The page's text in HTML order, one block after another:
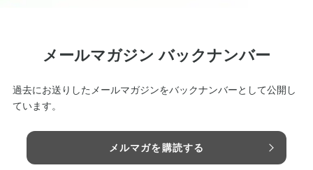
メールマガジン バックナンバー
過去にお送りしたメールマガジンをバックナンバーとして公開し
ています。
メルマガを購読する